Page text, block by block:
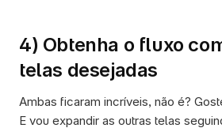
4) Obtenha o fluxo
telas desejadas
Ambas ficaram incríveis, não é?
E vou expandir as outras telas